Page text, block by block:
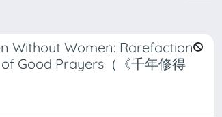
Without Women: Rarefaction
Good Prayers（《千年修得